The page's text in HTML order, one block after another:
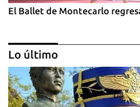
El Ballet de Montecarlo
Lo último